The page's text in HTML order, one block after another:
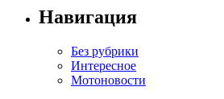
Навигация
Без рубрики
Интересное
Мотоновости